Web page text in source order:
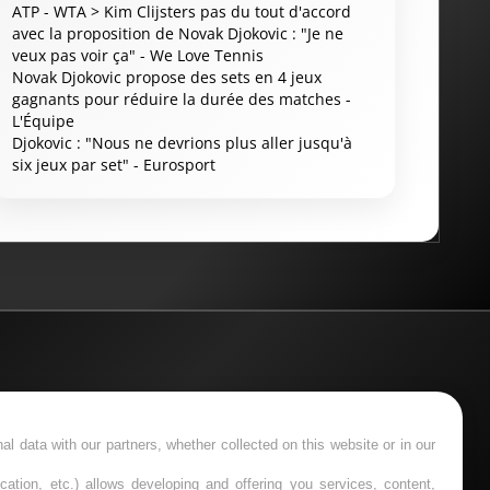
ATP - WTA > Kim Clijsters pas du tout d'accord
avec la proposition de Novak Djokovic : "Je ne
veux pas voir ça" - We Love Tennis
Novak Djokovic propose des sets en 4 jeux
gagnants pour réduire la durée des matches -
L'Équipe
Djokovic : "Nous ne devrions plus aller jusqu'à
six jeux par set" - Eurosport
cas de problème, appelez le 09-74-75-13-13 ou
cas à parier et ne constitue ni un conseil, ni une
data with our partners, whether collected on this website or in our
etc.) allows developing and offering you services, content,